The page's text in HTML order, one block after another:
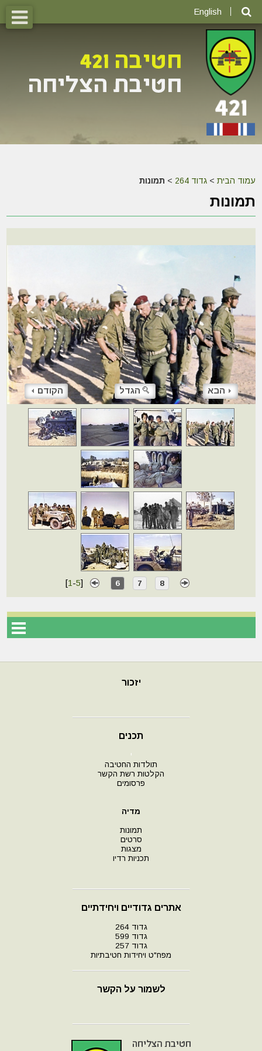
English
עמוד הבית >גדוד 264 > תמונות
תמונות
הקודם הגדל הבא
[1 -5] 6 7 8
יזכור
תכנים
י
תולדות החטיבה
הקלטות רשת הקשר
פרסומים
מדיה
תמונות
סרטים
מצגות
תכניות רדיו
אתרים גדודיים ויחידתיים
גדוד 264
גדוד 599
גדוד 257
מפח"ט ויחידות חטיבתיות
לשמור על הקשר